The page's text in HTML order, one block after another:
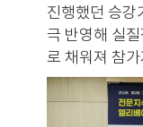
진행했던 승강
극 반영해 실
로 채워져 참